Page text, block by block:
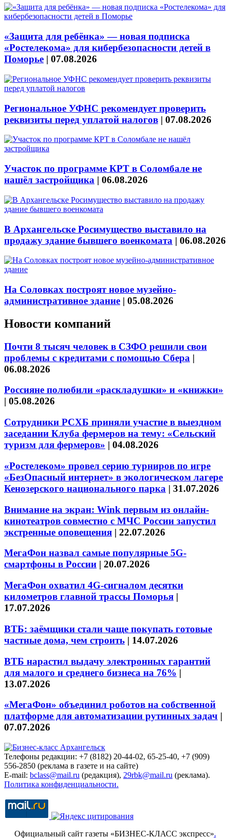
«Защита для ребёнка» — новая подписка
«Ростелекома» для кибербезопасности детей в
Поморье | 07.08.2026
Региональное УФНС рекомендует проверить
реквизиты перед уплатой налогов | 07.08.2026
Участок по программе КРТ в Соломбале не
нашёл застройщика | 06.08.2026
В Архангельске Росимущество выставило на
продажу здание бывшего военкомата | 06.08.2026
На Соловках построят новое музейно-
административное здание | 05.08.2026
Новости компаний
Почти 8 тысяч человек в СЗФО решили свои
проблемы с кредитами с помощью Сбера |
06.08.2026
Россияне полюбили «раскладушки» и «книжки»
| 05.08.2026
Сотрудники РСХБ приняли участие в выездном
заседании Клуба фермеров на тему: «Сельский
туризм для фермеров» | 04.08.2026
«Ростелеком» провел серию турниров по игре
«БезОпасный интернет» в экологическом лагере
Кенозерского национального парка | 31.07.2026
Внимание на экран: Wink первым из онлайн-
кинотеатров совместно с МЧС России запустил
экстренные оповещения | 22.07.2026
МегаФон назвал самые популярные 5G-
смартфоны в России | 20.07.2026
МегаФон охватил 4G-сигналом десятки
километров главной трассы Поморья |
17.07.2026
ВТБ: заёмщики стали чаще покупать готовые
частные дома, чем строить | 14.07.2026
ВТБ нарастил выдачу электронных гарантий
для малого и среднего бизнеса на 76% |
13.07.2026
«МегаФон» объединил роботов на собственной
платформе для автоматизации рутинных задач |
07.07.2026
Телефоны редакции: +7 (8182) 20-44-02, 65-25-40, +7 (909)
556-2850 (реклама в газете и на сайте)
E-mail: bclass@mail.ru (редакция), 29rbk@mail.ru (реклама).
Политика конфиденциальности.
Официальный сайт газеты «БИЗНЕС-КЛАСС экспресс».